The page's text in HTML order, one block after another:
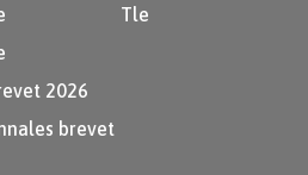
2026
brevet
Tle